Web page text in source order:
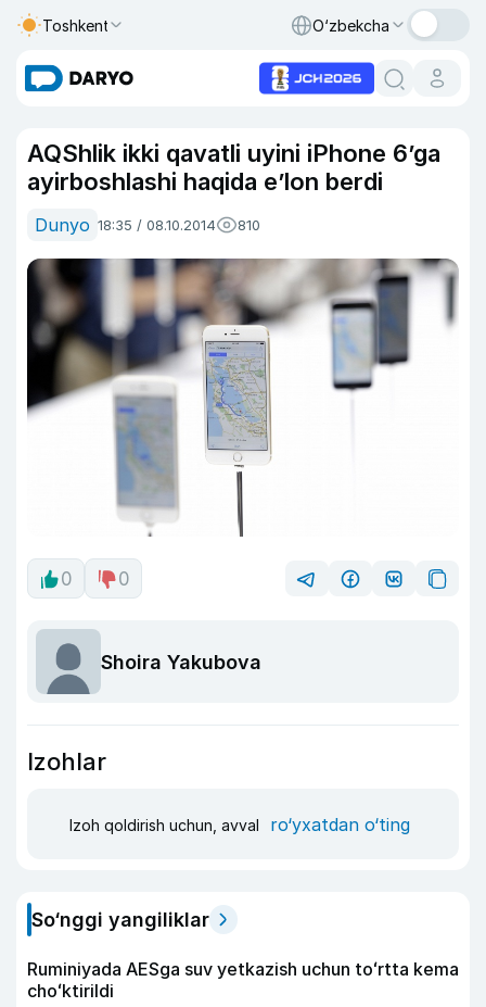
Toshkent O‘zbekcha
AQShlik ikki qavatli uyini iPhone 6’ga
ayirboshlashi haqida e’lon berdi
Dunyo 18:35 / 08.10.2014 810
0 0
Shoira Yakubova
Izohlar
Izoh qoldirish uchun, avval ro‘yxatdan o‘ting
So‘nggi yangiliklar
Ruminiyada AESga suv yetkazish uchun toʻrtta kema
choʻktirildi